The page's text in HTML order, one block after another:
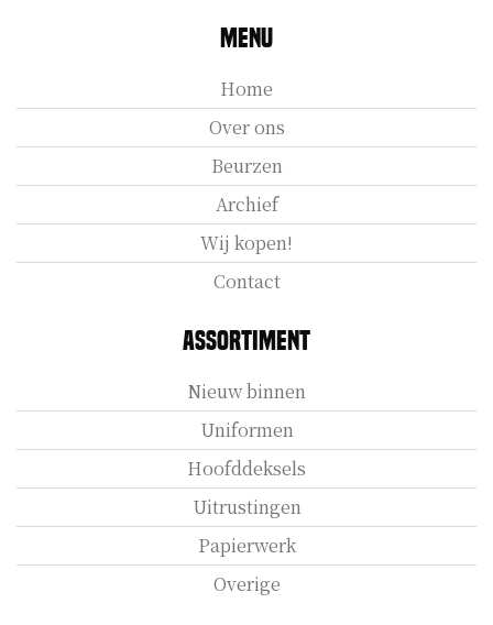
Menu
Home
Over ons
Beurzen
Archief
Wij kopen!
Contact
Assortiment
Nieuw binnen
Uniformen
Hoofddeksels
Uitrustingen
Papierwerk
Overige